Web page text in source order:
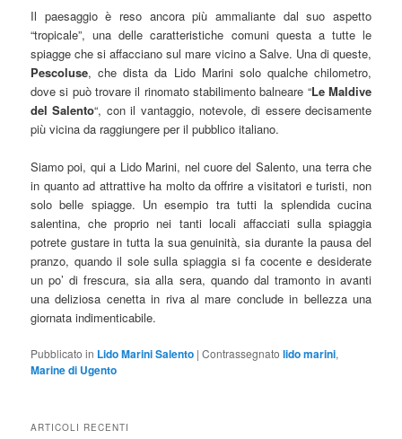
Il paesaggio è reso ancora più ammaliante dal suo aspetto
“tropicale”, una delle caratteristiche comuni questa a tutte le
spiagge che si affacciano sul mare vicino a Salve. Una di queste,
Pescoluse, che dista da Lido Marini solo qualche chilometro,
dove si può trovare il rinomato stabilimento balneare “Le Maldive
del Salento“, con il vantaggio, notevole, di essere decisamente
più vicina da raggiungere per il pubblico italiano.
Siamo poi, qui a Lido Marini, nel cuore del Salento, una terra che
in quanto ad attrattive ha molto da offrire a visitatori e turisti, non
solo belle spiagge. Un esempio tra tutti la splendida cucina
salentina, che proprio nei tanti locali affacciati sulla spiaggia
potrete gustare in tutta la sua genuinità, sia durante la pausa del
pranzo, quando il sole sulla spiaggia si fa cocente e desiderate
un po’ di frescura, sia alla sera, quando dal tramonto in avanti
una deliziosa cenetta in riva al mare conclude in bellezza una
giornata indimenticabile.
Pubblicato in Lido Marini Salento |Contrassegnato lido marini,
Marine di Ugento
ARTICOLI RECENTI